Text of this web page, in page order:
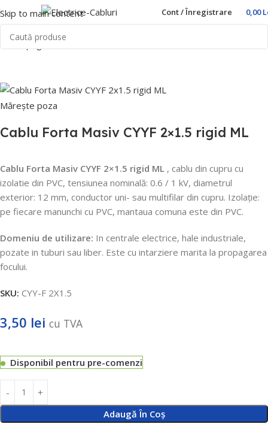
Skip to main content Cont / Înregistrare 0,00
Prima pagină
Mărește poza
Cablu Forta Masiv CYYF 2×1.5 rigid ML
Cablu Forta Masiv CYYF 2×1.5 rigid ML , cablu din cupru cu
izolatie din PVC, tensiunea nominală: 0.6 / 1 kV, diametrul
exterior: 12 mm, conductor uni- sau multifilar din cupru. Izolație:
pe fiecare manunchi cu PVC, mantaua comuna este din PVC.
Domeniu de utilizare: In centrale electrice, hale industriale,
pozate in tuburi sau liber. Este cu intarziere marita la propagarea
focului.
SKU: CYY-F 2X1.5
3,50 lei cu TVA
Disponibil pentru pre-comenzi
Adaugă În Coș